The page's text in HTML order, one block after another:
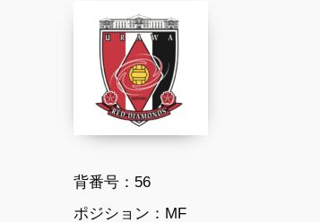
背番号： 56
ポジション： MF